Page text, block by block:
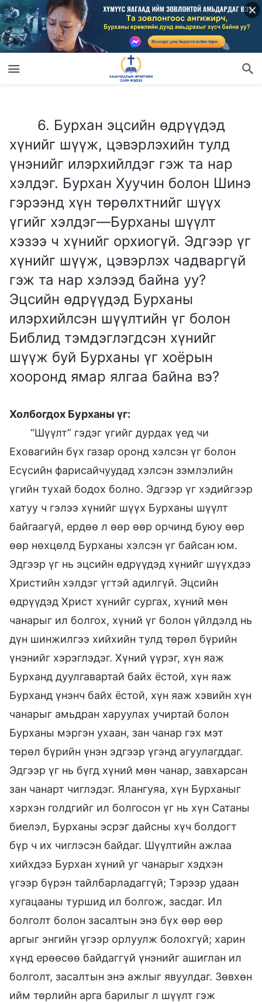
6. Бурхан эцсийн өдрүүдэд
хүнийг шүүж, цэвэрлэхийн тулд
үнэнийг илэрхийлдэг гэж та нар
хэлдэг. Бурхан Хуучин болон Шинэ
гэрээнд хүн төрөлхтнийг шүүх
үгийг хэлдэг—Бурханы шүүлт
хэзээ ч хүнийг орхиогүй. Эдгээр үг
хүнийг шүүж, цэвэрлэх чадваргүй
гэж та нар хэлээд байна уу?
Эцсийн өдрүүдэд Бурханы
илэрхийлсэн шүүлтийн үг болон
Библид тэмдэглэгдсэн хүнийг
шүүж буй Бурханы үг хоёрын
хооронд ямар ялгаа байна вэ?
Холбогдох Бурханы үг:
“Шүүлт” гэдэг үгийг дурдах үед чи
Еховагийн бүх газар оронд хэлсэн үг болон
Есүсийн фарисайчуудад хэлсэн зэмлэлийн
үгийн тухай бодох болно. Эдгээр үг хэдийгээр
хатуу ч гэлээ хүнийг шүүх Бурханы шүүлт
байгаагүй, ердөө л өөр өөр орчинд буюу өөр
өөр нөхцөлд Бурханы хэлсэн үг байсан юм.
Эдгээр үг нь эцсийн өдрүүдэд хүнийг шүүхдээ
Христийн хэлдэг үгтэй адилгүй. Эцсийн
өдрүүдэд Христ хүнийг сургах, хүний мөн
чанарыг ил болгох, хүний үг болон үйлдэлд нь
дүн шинжилгээ хийхийн тулд төрөл бүрийн
үнэнийг хэрэглэдэг. Хүний үүрэг, хүн яаж
Бурханд дуулгавартай байх ёстой, хүн яаж
Бурханд үнэнч байх ёстой, хүн яаж хэвийн хүн
чанарыг амьдран харуулах учиртай болон
Бурханы мэргэн ухаан, зан чанар гэх мэт
төрөл бүрийн үнэн эдгээр үгэнд агуулагддаг.
Эдгээр үг нь бүгд хүний мөн чанар, завхарсан
зан чанарт чиглэдэг. Ялангуяа, хүн Бурханыг
хэрхэн голдгийг ил болгосон үг нь хүн Сатаны
биелэл, Бурханы эсрэг дайсны хүч болдогт
бүр ч их чиглэсэн байдаг. Шүүлтийн ажлаа
хийхдээ Бурхан хүний уг чанарыг хэдхэн
үгээр бүрэн тайлбарладаггүй; Тэрээр удаан
хугацааны туршид ил болгож, засдаг. Ил
болголт болон засалтын энэ бүх өөр өөр
аргыг энгийн үгээр орлуулж болохгүй; харин
хүнд ерөөсөө байдаггүй үнэнийг ашиглан ил
болголт, засалтын энэ ажлыг явуулдаг. Зөвхөн
ийм төрлийн арга барилыг л шүүлт гэж